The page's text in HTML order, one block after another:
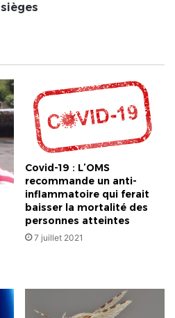
sièges
Covid-19 : L’OMS
recommande un anti-
inflammatoire qui ferait
baisser la mortalité des
personnes atteintes
7 juillet 2021